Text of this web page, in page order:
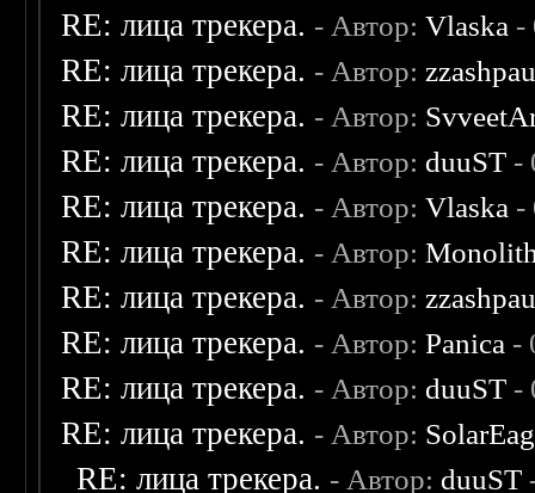
RE: лица трекера. - Автор:Vlaska -
RE: лица трекера. - Автор:
RE: лица трекера. - Автор:
RE: лица трекера. - Автор: duuST -
RE: лица трекера. - Автор:Vlaska -
RE: лица трекера. - Автор:
RE: лица трекера. - Автор:
RE: лица трекера. - Автор:Panica -
RE: лица трекера. - Автор: duuST -
RE: лица трекера. - Автор:
RE: лица трекера. - Автор: duuST